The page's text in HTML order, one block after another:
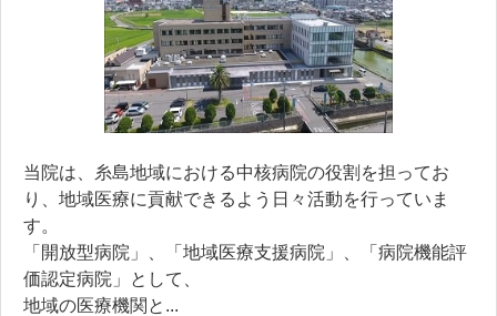
当院は、糸島地域における中核病院の役割を担ってお
り、地域医療に貢献できるよう日々活動を行っていま
す。
「開放型病院」、「地域医療支援病院」、「病院機能評
価認定病院」として、
地域の医療機関と...